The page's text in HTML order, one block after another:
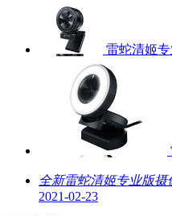
雷蛇清姬专
全新雷蛇清姬专业版
2021-02-23